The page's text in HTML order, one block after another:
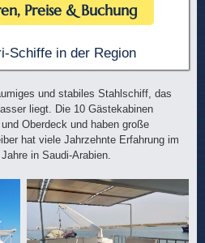
Preise & Buchung
Schiffe in der Region
und stabiles Stahlschiff, das
liegt. Die 10 Gästekabinen
Oberdeck und haben große
hat viele Jahrzehnte Erfahrung im
in Saudi-Arabien.